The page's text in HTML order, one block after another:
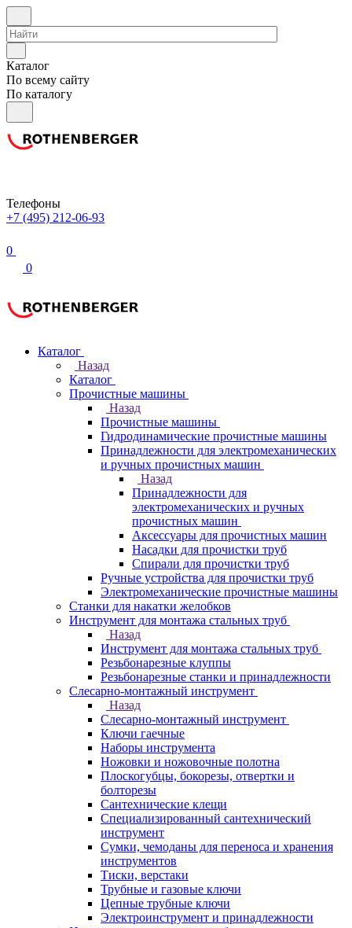
Каталог
По всему сайту
По каталогу
Телефоны
+7 (495) 212-06-93
0
0
Каталог
Назад
Каталог
Прочистные машины
Назад
Прочистные машины
Гидродинамические прочистные машины
Принадлежности для электромеханических
и ручных прочистных машин
Назад
Принадлежности для
электромеханических и ручных
прочистных машин
Аксессуары для прочистных машин
Насадки для прочистки труб
Спирали для прочистки труб
Ручные устройства для прочистки труб
Электромеханические прочистные машины
Станки для накатки желобков
Инструмент для монтажа стальных труб
Назад
Инструмент для монтажа стальных труб
Резьбонарезные клуппы
Резьбонарезные станки и принадлежности
Слесарно-монтажный инструмент
Назад
Слесарно-монтажный инструмент
Ключи гаечные
Наборы инструмента
Ножовки и ножовочные полотна
Плоскогубцы, бокорезы, отвертки и
болторезы
Сантехнические клещи
Специализированный сантехнический
инструмент
Сумки, чемоданы для переноса и хранения
инструментов
Тиски, верстаки
Трубные и газовые ключи
Цепные трубные ключи
Электроинструмент и принадлежности